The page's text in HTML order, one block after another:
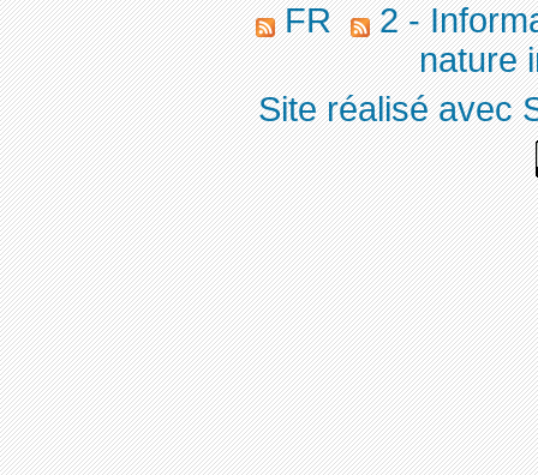
FR
2 -
nature
Site réalisé avec